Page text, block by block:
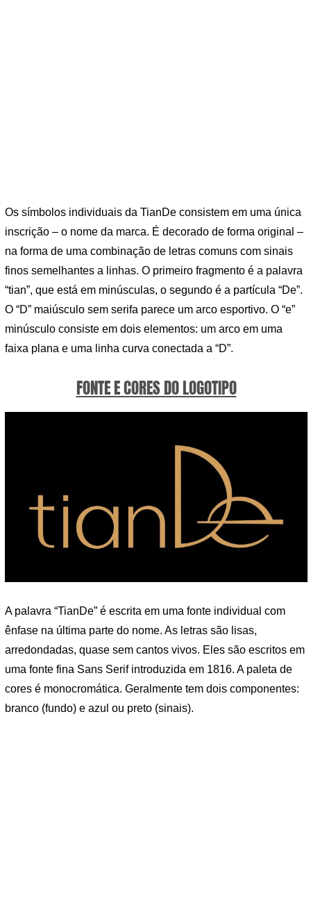
Os símbolos individuais da TianDe consistem em uma única
inscrição – o nome da marca. É decorado de forma original –
na forma de uma combinação de letras comuns com sinais
finos semelhantes a linhas. O primeiro fragmento é a palavra
“tian”, que está em minúsculas, o segundo é a partícula “De”.
O “D” maiúsculo sem serifa parece um arco esportivo. O “e”
minúsculo consiste em dois elementos: um arco em uma
faixa plana e uma linha curva conectada a “D”.
FONTE E CORES DO LOGOTIPO
A palavra “TianDe” é escrita em uma fonte individual com
ênfase na última parte do nome. As letras são lisas,
arredondadas, quase sem cantos vivos. Eles são escritos em
uma fonte fina Sans Serif introduzida em 1816. A paleta de
cores é monocromática. Geralmente tem dois componentes:
branco (fundo) e azul ou preto (sinais).